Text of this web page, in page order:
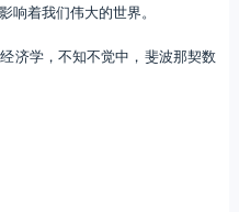
响着我们伟大的世界。
济学，不知不觉中，斐波那契数